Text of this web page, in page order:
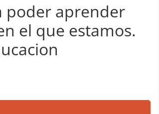
poder aprender
el que estamos.